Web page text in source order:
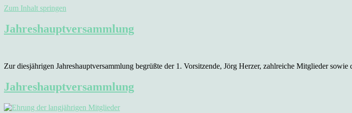
Zum Inhalt springen
Jahreshauptversammlung
Zur diesjährigen Jahreshauptversammlung begrüßte der 1. Vorsitzende, Jörg Herzer, zahlreiche Mitglieder
Jahreshauptversammlung